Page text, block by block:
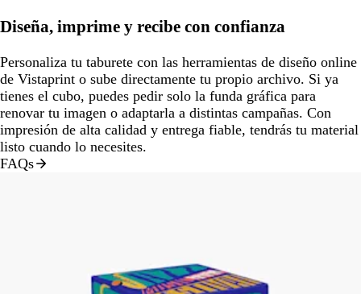
Diseña, imprime y recibe con confianza
Personaliza tu taburete con las herramientas de diseño online
de Vistaprint o sube directamente tu propio archivo. Si ya
tienes el cubo, puedes pedir solo la funda gráfica para
renovar tu imagen o adaptarla a distintas campañas. Con
impresión de alta calidad y entrega fiable, tendrás tu material
listo cuando lo necesites.
FAQs